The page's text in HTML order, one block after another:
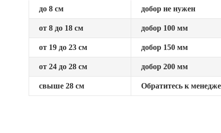
до 8 см добор не нужен
от 8 до 18 см добор 100 мм
от 19 до 23 см добор 150 мм
от 24 до 28 см добор 200 мм
свыше 28 см Обратитесь к